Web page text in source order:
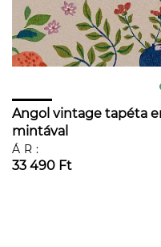
Angol vintage tapéta
mintával
ÁR:
33 490 Ft